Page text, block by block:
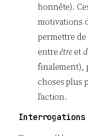
honnête).
motivations
permettre
entre êtreet
finalement),
choses plus
l’action.
Interrogations